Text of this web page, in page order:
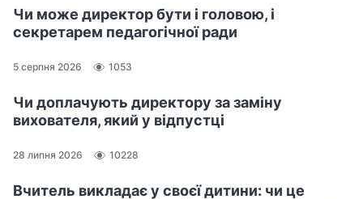
Чи може директор бути і головою, і
секретарем педагогічної ради
5 серпня 2026 1053
Чи доплачують директору за заміну
вихователя, який у відпустці
28 липня 2026 10228
Вчитель викладає у своєї дитини: чи це